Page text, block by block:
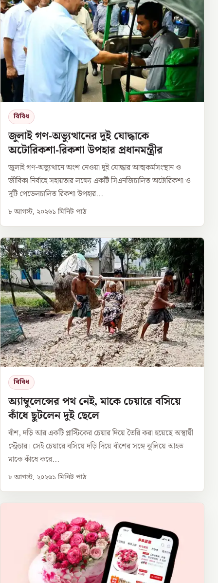
বিবিধ
জুলাই গণ-অভ্যুত্থানের দুই যোদ্ধাকে
অটোরিকশা-রিকশা উপহার প্রধানমন্ত্রীর
জুলাই গণ-অভ্যুত্থানে অংশ নেওয়া দুই যোদ্ধার আত্মকর্মসংস্থান ও
জীবিকা নির্বাহে সহায়তার লক্ষ্যে একটি সিএনজিচালিত অটোরিকশা ও
দুটি পেডেলচালিত রিকশা উপহার...
৮ আগস্ট, ২০২৬১ মিনিট পাঠ
বিবিধ
অ্যাম্বুলেন্সের পথ নেই, মাকে চেয়ারে বসিয়ে
কাঁধে ছুটলেন দুই ছেলে
বাঁশ, দড়ি আর একটি প্লাস্টিকের চেয়ার দিয়ে তৈরি করা হয়েছে অস্থায়ী
স্ট্রেচার। সেই চেয়ারে বসিয়ে দড়ি দিয়ে বাঁশের সঙ্গে ঝুলিয়ে আহত
মাকে কাঁধে করে...
৮ আগস্ট, ২০২৬১ মিনিট পাঠ